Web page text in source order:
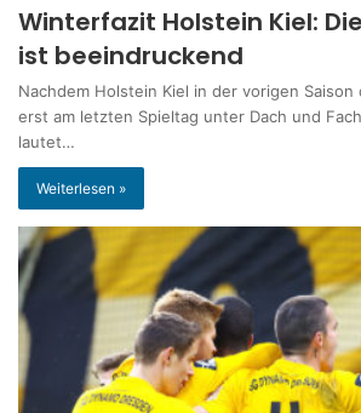
Winterfazit Holstein Kiel:
ist beeindruckend
Nachdem Holstein Kiel in der vorigen Saison
erst am letzten Spieltag unter Dach und
lautet…
Weiterlesen »